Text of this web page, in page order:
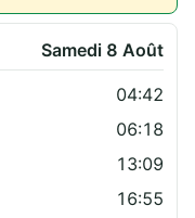
Samedi 8 Août
04:42
06:18
13:09
16:55